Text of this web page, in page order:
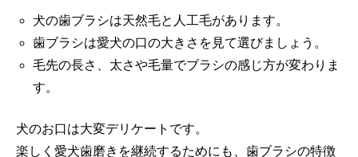
犬の歯ブラシは天然毛と人工毛があります。
歯ブラシは愛犬の口の大きさを見て選びましょう。
毛先の長さ、太さや毛量でブラシの感じ方が変わりま
す。
犬のお口は大変デリケートです。
楽しく愛犬歯磨きを継続するためにも、歯ブラシの特徴